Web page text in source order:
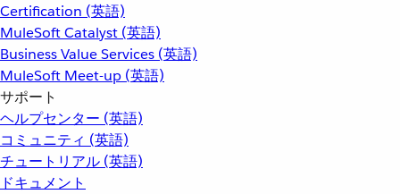
Certification (英語)
MuleSoft Catalyst (英語)
Business Value Services (英語)
MuleSoft Meet-up (英語)
サポート
ヘルプセンター (英語)
コミュニティ (英語)
チュートリアル (英語)
ドキュメント